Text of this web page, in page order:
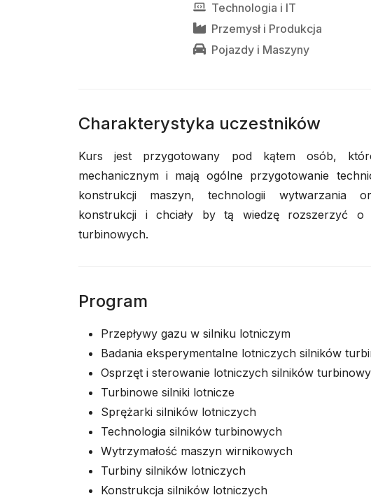
Technologia i IT
Przemysł i Produkcja
Pojazdy i Maszyny
Charakterystyka uczestników
Kurs jest przygotowany pod kątem osób,
mechanicznym i mają ogólne przygotowanie
konstrukcji maszyn, technologii wytwarzania
konstrukcji i chciały by tą wiedzę rozszerzyć o
turbinowych.
Program
Przepływy gazu w silniku lotniczym
Badania eksperymentalne lotniczych silników
Osprzęt i sterowanie lotniczych silników
Turbinowe silniki lotnicze
Sprężarki silników lotniczych
Technologia silników turbinowych
Wytrzymałość maszyn wirnikowych
Turbiny silników lotniczych
Konstrukcja silników lotniczych